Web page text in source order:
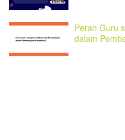
Peran Guru
dalam